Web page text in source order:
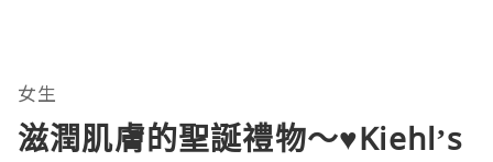
女生
滋潤肌膚的聖誕禮物～♥Kiehl’s